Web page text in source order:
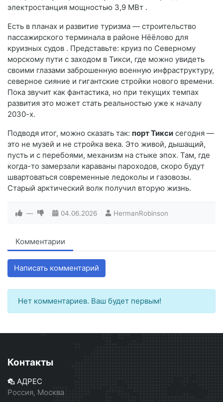
электростанция мощностью 3,9 МВт .
Есть в планах и развитие туризма — строительство
пассажирского терминала в районе Нёёлово для
круизных судов . Представьте: круиз по Северному
морскому пути с заходом в Тикси, где можно увидеть
своими глазами заброшенную военную инфраструктуру,
северное сияние и гигантские стройки нового времени.
Пока звучит как фантастика, но при текущих темпах
развития это может стать реальностью уже к началу
2030-х.
Подводя итог, можно сказать так: порт Тикси сегодня —
это не музей и не стройка века. Это живой, дышащий,
пусть и с перебоями, механизм на стыке эпох. Там, где
когда-то замерзали караваны пароходов, скоро будут
швартоваться современные ледоколы и газовозы.
Старый арктический волк получил вторую жизнь.
— 04.06.2026 HermanRobinson
Комментарии
Написать комментарий
Нет комментариев. Ваш будет первым!
Контакты
АДРЕС
Россия, Москва